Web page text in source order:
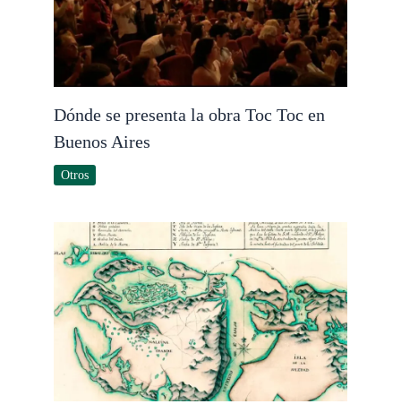
Dónde se presenta la obra Toc Toc en
Buenos Aires
Otros